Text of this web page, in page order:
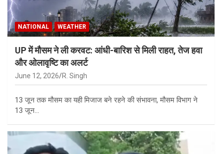
NATIONAL WEATHER
UP में मौसम ने ली करवट: आंधी-बारिश से मिली राहत, तेज हवा
और ओलावृष्टि का अलर्ट
June 12, 2026 R. Singh
13 जून तक मौसम का यही मिजाज बने रहने की संभावना, मौसम विभाग ने
13 जून…